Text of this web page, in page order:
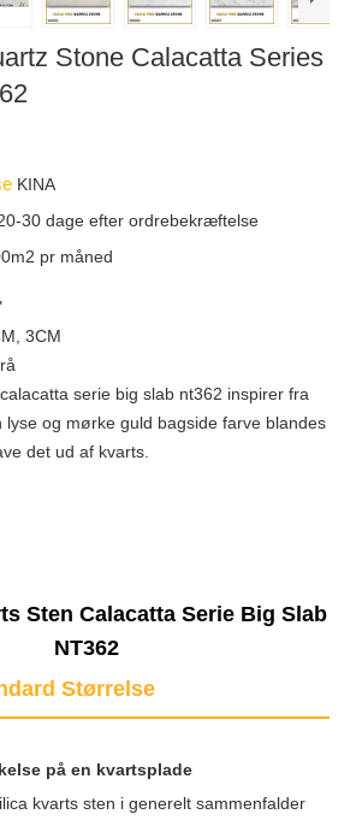
Stone Calacatta Series
KINA
30 dage efter ordrebekræftelse
pr måned
3CM
serie big slab nt362 inspirer fra
lyse og mørke guld bagside farve blandes
det ud af kvarts.
Sten Calacatta Serie Big Slab
NT362
Størrelse
på en kvartsplade
kvarts sten i generelt sammenfalder